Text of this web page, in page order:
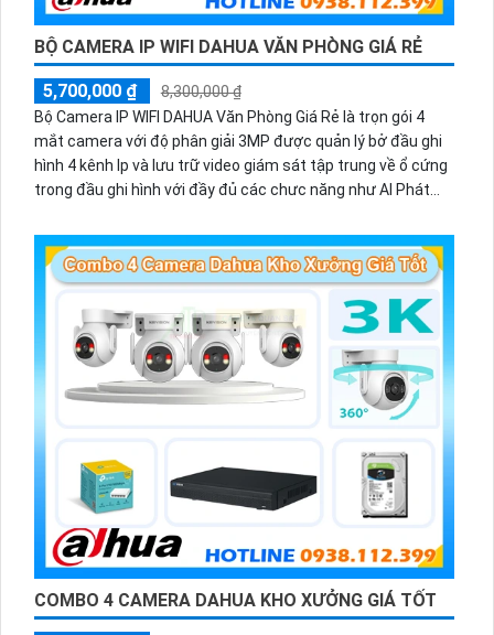
BỘ CAMERA IP WIFI DAHUA VĂN PHÒNG GIÁ RẺ
5,700,000 ₫
8,300,000 ₫
Bộ Camera IP WIFI DAHUA Văn Phòng Giá Rẻ là trọn gói 4
mắt camera với độ phân giải 3MP được quản lý bở đầu ghi
hình 4 kênh Ip và lưu trữ video giám sát tập trung về ổ cứng
trong đầu ghi hình với đầy đủ các chưc năng như AI Phát
có màu vào ban đêm
COMBO 4 CAMERA DAHUA KHO XƯỞNG GIÁ TỐT